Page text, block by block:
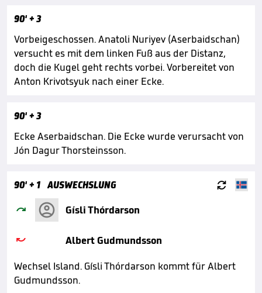
90'+ 3
Vorbeigeschossen. Anatoli Nuriyev (Aserbaidschan)
versucht es mit dem linken Fuß aus der Distanz,
doch die Kugel geht rechts vorbei. Vorbereitet von
Anton Krivotsyuk nach einer Ecke.
90'+ 3
Ecke Aserbaidschan. Die Ecke wurde verursacht von
Jón Dagur Thorsteinsson.
90'+ 1 AUSWECHSLUNG 
 Gísli Thórdarson

Albert Gudmundsson
Wechsel Island. Gísli Thórdarson kommt für Albert
Gudmundsson.